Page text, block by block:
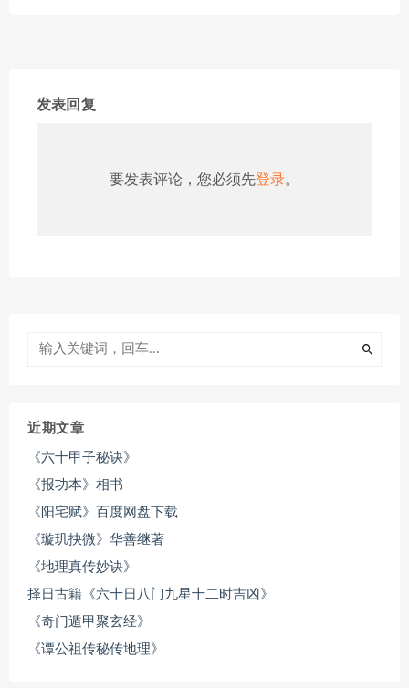
发表回复
要发表评论，您必须先登录。
近期文章
《六十甲子秘诀》
《报功本》相书
《阳宅赋》百度网盘下载
《璇玑抉微》华善继著
《地理真传妙诀》
择日古籍《六十日八门九星十二时吉凶》
《奇门遁甲聚玄经》
《谭公祖传秘传地理》